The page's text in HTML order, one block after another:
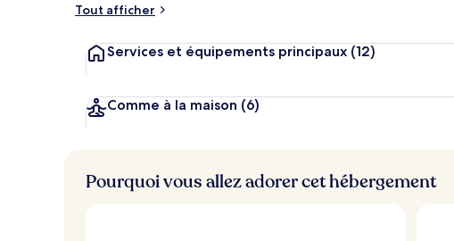
Tout afficher
Services et équipements principaux (12)
Comme à la maison (6)
Pourquoi vous allez adorer cet hébergement